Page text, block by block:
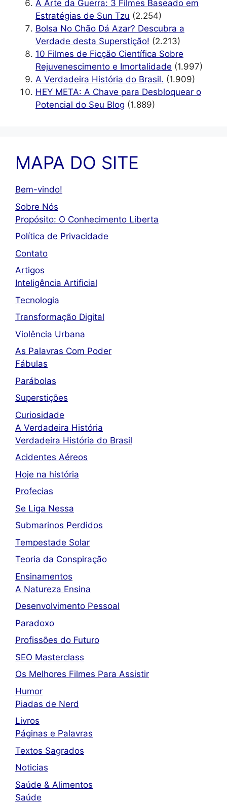
A Arte da Guerra: 3 Filmes Baseado em
Estratégias de Sun Tzu (2.254)
Bolsa No Chão Dá Azar? Descubra a
Verdade desta Superstição! (2.213)
10 Filmes de Ficção Científica Sobre
Rejuvenescimento e Imortalidade (1.997)
A Verdadeira História do Brasil. (1.909)
HEY META: A Chave para Desbloquear o
Potencial do Seu Blog (1.889)
MAPA DO SITE
Bem-vindo!
Sobre Nós
Propósito: O Conhecimento Liberta
Política de Privacidade
Contato
Artigos
Inteligência Artificial
Tecnologia
Transformação Digital
Violência Urbana
As Palavras Com Poder
Fábulas
Parábolas
Superstições
Curiosidade
A Verdadeira História
Verdadeira História do Brasil
Acidentes Aéreos
Hoje na história
Profecias
Se Liga Nessa
Submarinos Perdidos
Tempestade Solar
Teoria da Conspiração
Ensinamentos
A Natureza Ensina
Desenvolvimento Pessoal
Paradoxo
Profissões do Futuro
SEO Masterclass
Os Melhores Filmes Para Assistir
Humor
Piadas de Nerd
Livros
Páginas e Palavras
Textos Sagrados
Noticias
Saúde & Alimentos
Saúde